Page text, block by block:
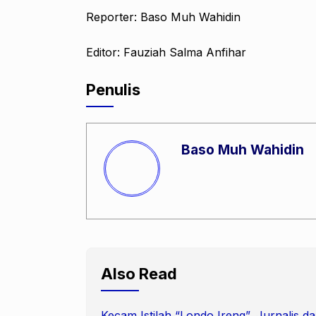
Reporter: Baso Muh Wahidin
Editor: Fauziah Salma Anfihar
Penulis
Baso Muh Wahidin
Also Read